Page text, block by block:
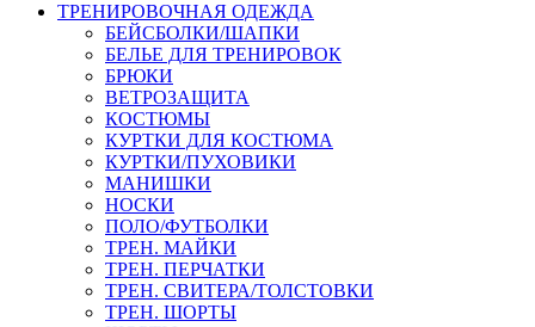
ТРЕНИРОВОЧНАЯ ОДЕЖДА
БЕЙСБОЛКИ/ШАПКИ
БЕЛЬЕ ДЛЯ ТРЕНИРОВОК
БРЮКИ
ВЕТРОЗАЩИТА
КОСТЮМЫ
КУРТКИ ДЛЯ КОСТЮМА
КУРТКИ/ПУХОВИКИ
МАНИШКИ
НОСКИ
ПОЛО/ФУТБОЛКИ
ТРЕН. МАЙКИ
ТРЕН. ПЕРЧАТКИ
ТРЕН. СВИТЕРА/ТОЛСТОВКИ
ТРЕН. ШОРТЫ